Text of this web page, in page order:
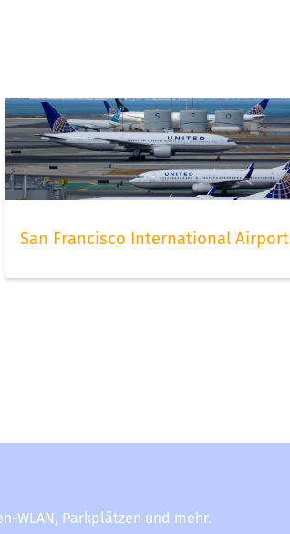
San Francisco International Airport
WLAN, Parkplätzen und mehr.